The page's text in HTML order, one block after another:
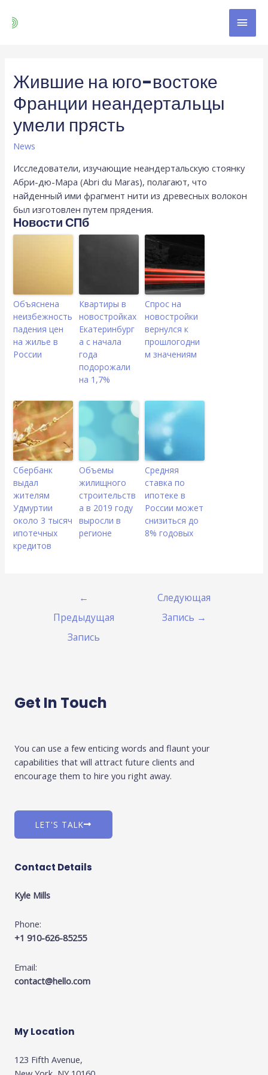
Жившие на юго-востоке
Франции неандертальцы
умели прясть
News
Исследователи, изучающие неандертальскую стоянку
Абри-дю-Мара (Abri du Maras), полагают, что
найденный ими фрагмент нити из древесных волокон
был изготовлен путем прядения.
Новости СПб
Объяснена
неизбежность
падения цен
на жилье в
России
Квартиры в
новостройках
Екатеринбург
а с начала
года
подорожали
на 1,7%
Спрос на
новостройки
вернулся к
прошлогодни
м значениям
Сбербанк
выдал
жителям
Удмуртии
около 3 тысяч
ипотечных
кредитов
Объемы
жилищного
строительств
а в 2019 году
выросли в
регионе
Средняя
ставка по
ипотеке в
России может
снизиться до
8% годовых
←
Предыдущая
Запись
Следующая
Запись →
Get In Touch
You can use a few enticing words and flaunt your
capabilities that will attract future clients and
encourage them to hire you right away.
LET'S TALK
Contact Details
Kyle Mills
Phone:
+1 910-626-85255
Email:
contact@hello.com
My Location
123 Fifth Avenue,